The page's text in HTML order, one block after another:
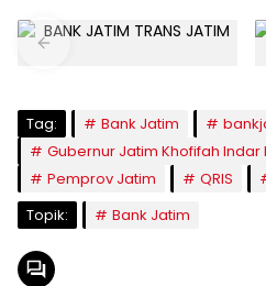
Tag: Bank Jatim
Gubernur Jatim Khofifah
Pemprov Jatim
QRIS
Topik:
Bank Jatim